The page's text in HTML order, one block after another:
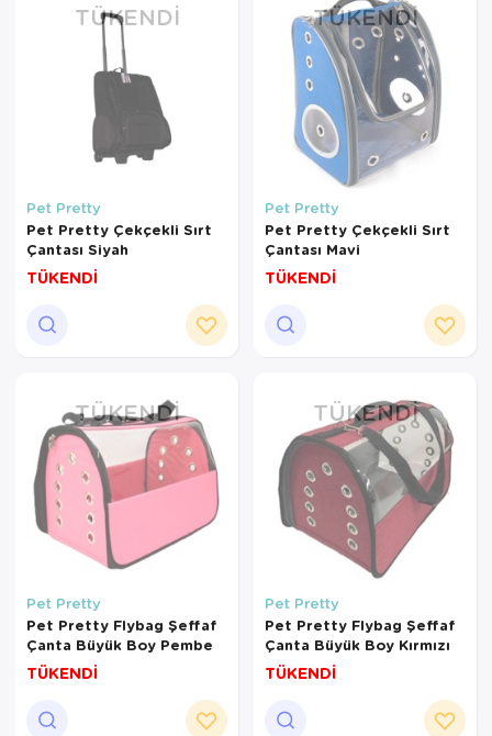
TÜKENDI
Pet Pretty
Pet Pretty Çekçekli Sırt
Çantası Siyah
TÜKENDİ
TÜKENDI
Pet Pretty
Pet Pretty Çekçekli Sırt
Çantası Mavi
TÜKENDİ
TÜKENDI
Pet Pretty
Pet Pretty Flybag Şeffaf
Çanta Büyük Boy Pembe
TÜKENDİ
TÜKENDI
Pet Pretty
Pet Pretty Flybag Şeffaf
Çanta Büyük Boy Kırmızı
TÜKENDİ